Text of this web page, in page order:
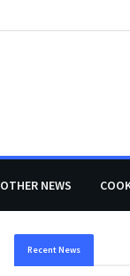
OTHER NEWS
Recent News